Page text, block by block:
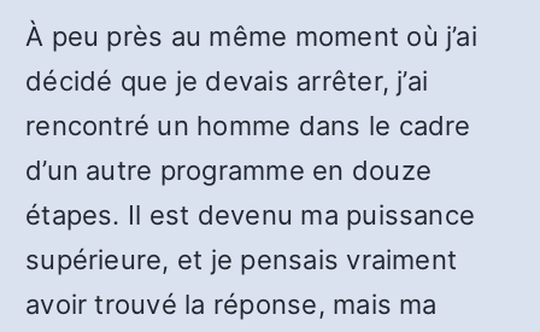
À peu près au même moment où j’ai
décidé que je devais arrêter, j’ai
rencontré un homme dans le cadre
d’un autre programme en douze
étapes. Il est devenu ma puissance
supérieure, et je pensais vraiment
avoir trouvé la réponse, mais ma